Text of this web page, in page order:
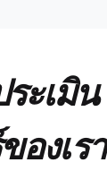
ะเมิน
องเรา